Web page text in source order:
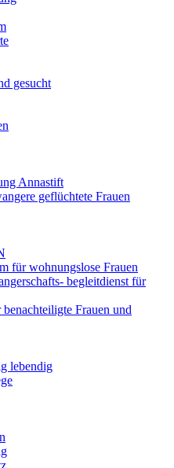
gesucht
Annastift
geflüchtete Frauen
für wohnungslose Frauen
begleitdienst für
Frauen und
lebendig